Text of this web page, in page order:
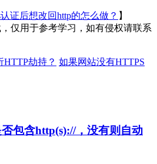
证后想改回http的怎么做？ 】
仅用于参考学习，如有侵权请联系
劫持？ 如果网站没有HTTPS
包含http(s)://，没有则自动